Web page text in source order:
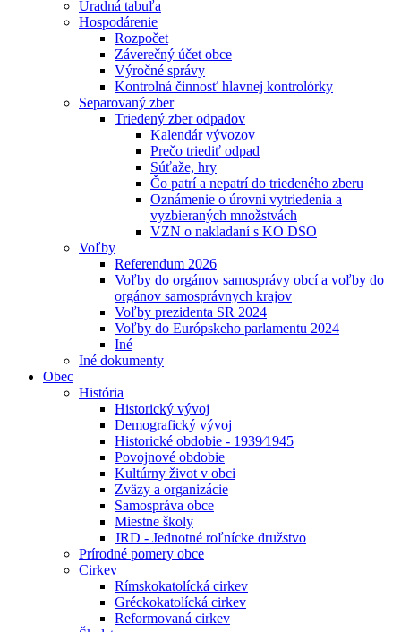
Úradná tabuľa
Hospodárenie
Rozpočet
Záverečný účet obce
Výročné správy
Kontrolná činnosť hlavnej kontrolórky
Separovaný zber
Triedený zber odpadov
Kalendár vývozov
Prečo triediť odpad
Súťaže, hry
Čo patrí a nepatrí do triedeného zberu
Oznámenie o úrovni vytriedenia a
vyzbieraných množstvách
VZN o nakladaní s KO DSO
Voľby
Referendum 2026
Voľby do orgánov samosprávy obcí a voľby do
orgánov samosprávnych krajov
Voľby prezidenta SR 2024
Voľby do Európskeho parlamentu 2024
Iné
Iné dokumenty
Obec
História
Historický vývoj
Demografický vývoj
Historické obdobie - 1939⁄1945
Povojnové obdobie
Kultúrny život v obci
Zväzy a organizácie
Samospráva obce
Miestne školy
JRD - Jednotné roľnícke družstvo
Prírodné pomery obce
Cirkev
Rímskokatolícká cirkev
Gréckokatolícká cirkev
Reformovaná cirkev